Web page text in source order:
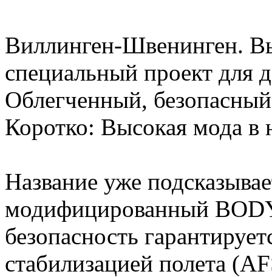
Виллинген-Швенинген.
специальный проект для
Облегченный,
Коротко: Высокая мода
Название уже
модифицированный
безопасность
стабилизацией полета